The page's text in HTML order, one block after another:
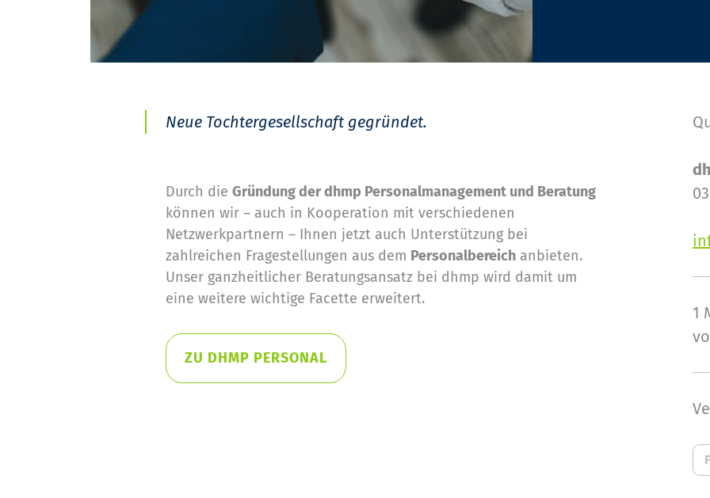
Neue Tochtergesellschaft gegründet.
Durch die Gründung der dhmp Personalmanagement und Beratung
können wir – auch in Kooperation mit verschiedenen
Netzwerkpartnern – Ihnen jetzt auch Unterstützung bei
zahlreichen Fragestellungen aus dem Personalbereich anbieten.
Unser ganzheitlicher Beratungsansatz bei dhmp wird damit um
eine weitere wichtige Facette erweitert.
ZU DHMP PERSONAL
1